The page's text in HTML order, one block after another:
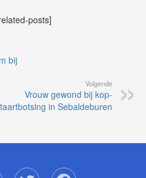
posts]
bij
Volgende
Vrouw gewond bij kop-
in Sebaldeburen